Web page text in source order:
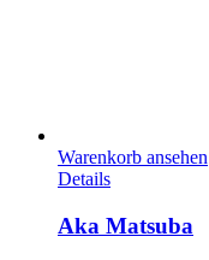
Warenkorb ansehen
Details
Aka Matsuba